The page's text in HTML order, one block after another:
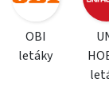
OBI
letáky